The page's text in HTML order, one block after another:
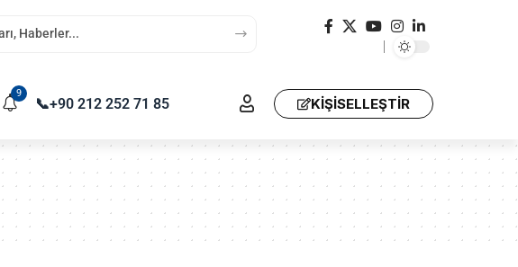
9
📞+90 212 252 71 85 KIŞISELLEŞTIR